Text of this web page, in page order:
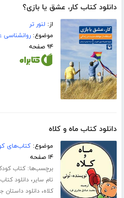
دانلود کتاب کار، عشق یا بازی؟
از: لنور تر
موضوع:
۹۴ صفحه
دانلود کتاب ماه و کلاه
موضوع:کتاب‌های
۱۴ صفحه
برچسب‌ها:کتاب
تام سایر،دانلود
کلاه،دانلود داستان